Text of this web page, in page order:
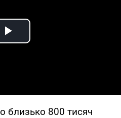
Play Video
близько 800 тисяч